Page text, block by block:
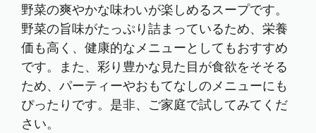
野菜の爽やかな味わいが楽しめるスープです。
野菜の旨味がたっぷり詰まっているため、栄養
価も高く、健康的なメニューとしてもおすすめ
です。また、彩り豊かな見た目が食欲をそそる
ため、パーティーやおもてなしのメニューにも
ぴったりです。是非、ご家庭で試してみてくだ
さい。